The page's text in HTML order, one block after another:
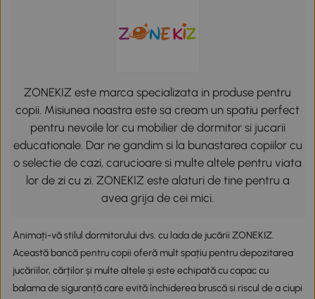
ZONEKIZ este marca specializata in produse pentru
copii. Misiunea noastra este sa cream un spatiu perfect
pentru nevoile lor cu mobilier de dormitor si jucarii
educationale. Dar ne gandim si la bunastarea copiilor cu
o selectie de cazi, carucioare si multe altele pentru viata
lor de zi cu zi. ZONEKIZ este alaturi de tine pentru a
avea grija de cei mici.
Animați-vă stilul dormitorului dvs. cu lada de jucării ZONEKIZ.
Această bancă pentru copii oferă mult spațiu pentru depozitarea
jucăriilor, cărților și multe altele și este echipată cu capac cu
balama de siguranță care evită închiderea bruscă si riscul de a ciupi